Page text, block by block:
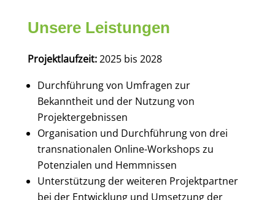
Unsere Leistungen
Projektlaufzeit:2025 bis 2028
Durchführung von Umfragen zur
Bekanntheit und der Nutzung von
Projektergebnissen
Organisation und Durchführung von drei
transnationalen Online-Workshops zu
Potenzialen und Hemmnissen
Unterstützung der weiteren Projektpartner
bei der Entwicklung und Umsetzung der